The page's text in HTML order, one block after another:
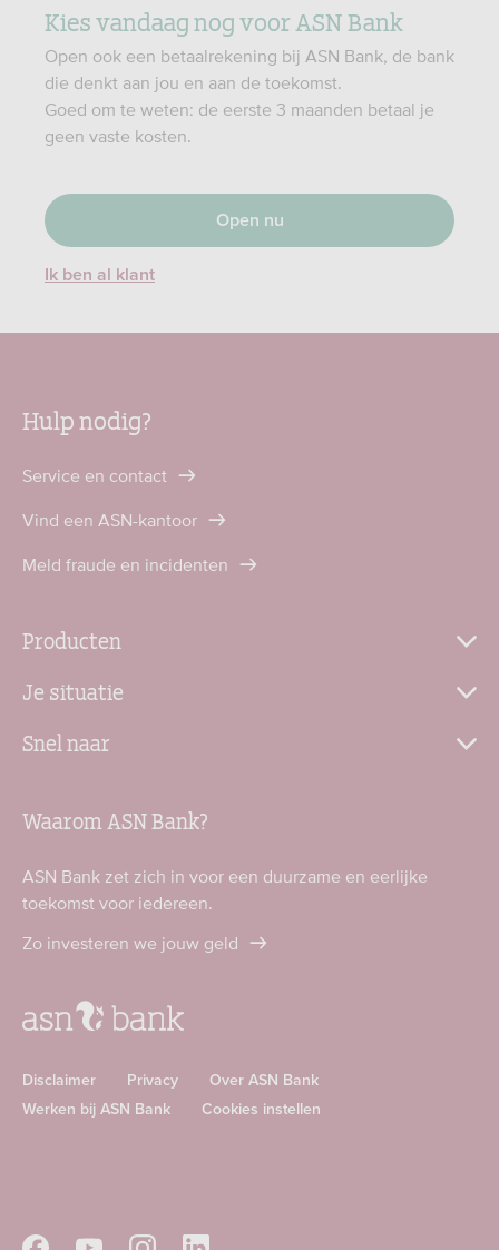
Kies vandaag nog voor ASN Bank
Open ook een betaalrekening bij ASN Bank, de bank
die denkt aan jou en aan de toekomst.
Goed om te weten: de eerste 3 maanden betaal je
geen vaste kosten.​
Open nu
Ik ben al klant
Hulp nodig?
Service en contact
Vind een ASN-kantoor
Meld fraude en incidenten
Producten
Je situatie
Snel naar
Waarom ASN Bank?
ASN Bank zet zich in voor een duurzame en eerlijke
toekomst voor iedereen.
Zo investeren we jouw geld
Disclaimer Privacy
Over ASN Bank
Werken bij ASN Bank
Cookies instellen
Volg Volg